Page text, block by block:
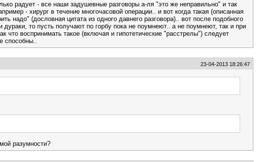
радует - все наши задушевные разговоры а-ля "это же неправильно" и так
- хирург в течение многочасовой операции.. и вот когда такая (описанная
надо" (дословная цитата из одного давнего разговора).. вот после подобного
то пусть получают по горбу пока не поумнеют.. а не поумнеют, так и при
воспринимать такое (включая и гипотетические "расстрелы") следует
способны..
23-04-2013 18:26:47
разумности?